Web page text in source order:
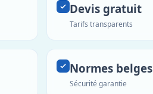
Devis gratuit
Tarifs transparents
Normes belges
Sécurité garantie